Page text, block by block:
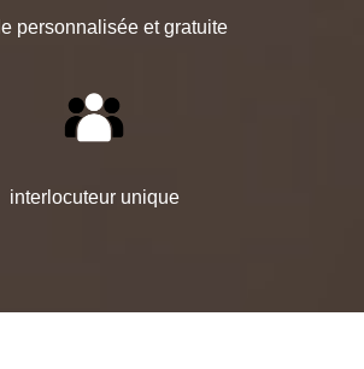
personnalisée et gratuite
interlocuteur unique